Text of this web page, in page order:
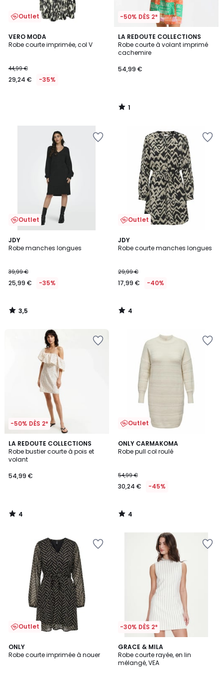
Outlet
VERO MODA
Robe courte imprimée, col V
44,99 €
29,24 € -35%
-50% DÈS 2*
LA REDOUTE COLLECTIONS
Robe courte à volant imprimé
cachemire
54,99 €
1
/
5
1
/
Outlet
JDY
Robe manches longues
39,99 €
25,99 € -35%
3,5
/ 5
3,5
/
Outlet
JDY
Robe courte manches longues
29,99 €
17,99 € -40%
4
/
4
/
-50% DÈS 2*
LA REDOUTE COLLECTIONS
Robe bustier courte à pois et
volant
54,99 €
4
/
5
4
/
Outlet
ONLY CARMAKOMA
Robe pull col roulé
54,99 €
30,24 € -45%
4
/
4
/
Outlet
ONLY
Robe courte imprimée à nouer
4
/
2
Couleurs
-30% DÈS 2*
GRACE & MILA
Robe courte rayée, en lin
mélangé, VEA